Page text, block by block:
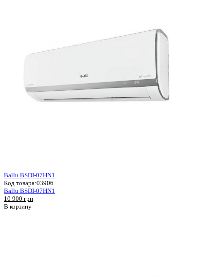
Ballu BSDI-07HN1
Код товара:03906
Ballu BSDI-07HN1
10 900 грн
В корзину